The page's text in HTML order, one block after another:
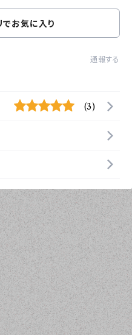
でお気に入り
通報する
(3)